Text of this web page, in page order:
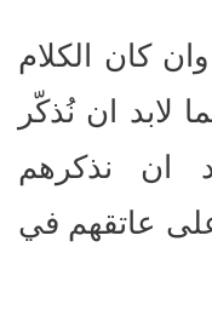
كان الكلام
لابد ان نُذكّر
ان نذكرهم
على عاتقهم في